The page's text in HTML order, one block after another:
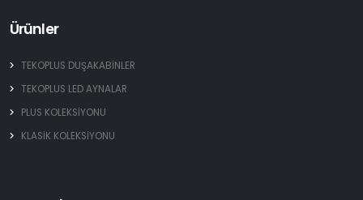
Ürünler
TEKOPLUS DUŞAKABİNLER
TEKOPLUS LED AYNALAR
PLUS KOLEKSİYONU
KLASİK KOLEKSİYONU